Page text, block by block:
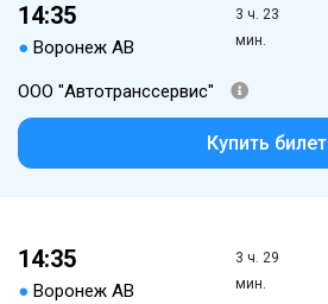
14:35
● Воронеж АВ
3 ч. 23
мин.
ООО "Автотранссервис"
Купить билет
14:35
● Воронеж АВ
3 ч. 29
мин.